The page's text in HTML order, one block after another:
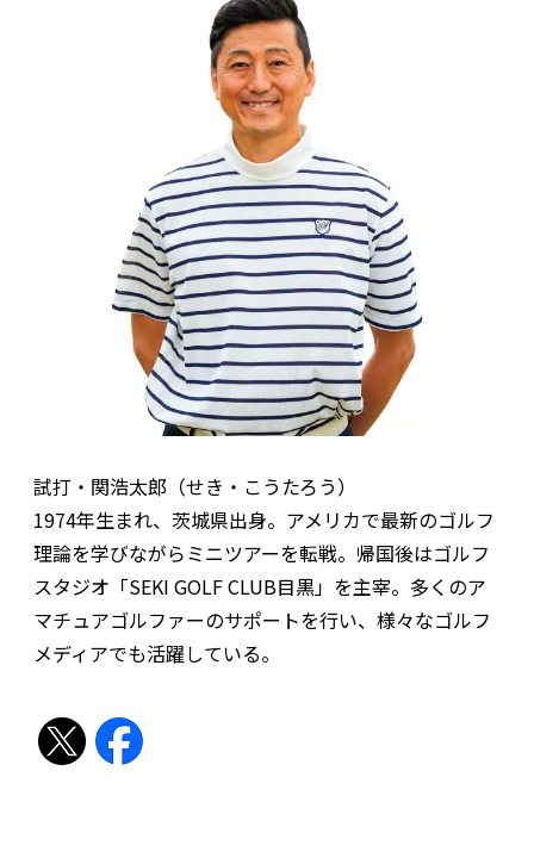
試打・関浩太郎（せき・こうたろう）
1974年生まれ、茨城県出身。アメリカで最新のゴルフ
理論を学びながらミニツアーを転戦。帰国後はゴルフ
スタジオ「SEKI GOLF CLUB目黒」を主宰。多くのア
マチュアゴルファーのサポートを行い、様々なゴルフ
メディアでも活躍している。